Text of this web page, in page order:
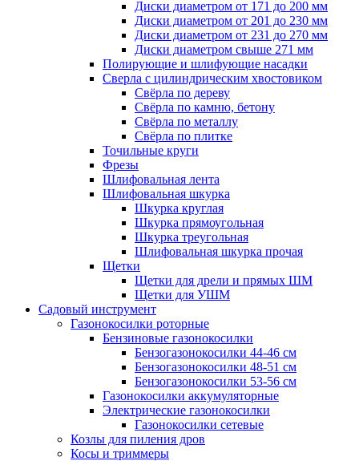
Диски диаметром от 171 до 200 мм
Диски диаметром от 201 до 230 мм
Диски диаметром от 231 до 270 мм
Диски диаметром свыше 271 мм
Полирующие и шлифующие насадки
Сверла с цилиндрическим хвостовиком
Свёрла по дереву
Свёрла по камню, бетону
Свёрла по металлу
Свёрла по плитке
Точильные круги
Фрезы
Шлифовальная лента
Шлифовальная шкурка
Шкурка круглая
Шкурка прямоугольная
Шкурка треугольная
Шлифовальная шкурка прочая
Щетки
Щетки для дрели и прямых ШМ
Щетки для УШМ
Садовый инструмент
Газонокосилки роторные
Бензиновые газонокосилки
Бензогазонокосилки 44-46 см
Бензогазонокосилки 48-51 см
Бензогазонокосилки 53-56 см
Газонокосилки аккумуляторные
Электрические газонокосилки
Газонокосилки сетевые
Козлы для пиления дров
Косы и триммеры